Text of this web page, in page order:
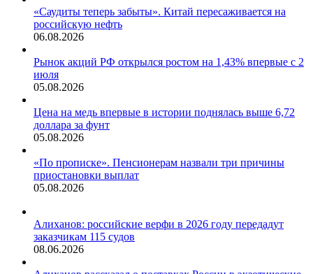
«Саудиты теперь забыты». Китай пересаживается на
российскую нефть
06.08.2026
Рынок акций РФ открылся ростом на 1,43% впервые с 2
июля
05.08.2026
Цена на медь впервые в истории поднялась выше 6,72
доллара за фунт
05.08.2026
«По прописке». Пенсионерам назвали три причины
приостановки выплат
05.08.2026
Алиханов: российские верфи в 2026 году передадут
заказчикам 115 судов
08.06.2026